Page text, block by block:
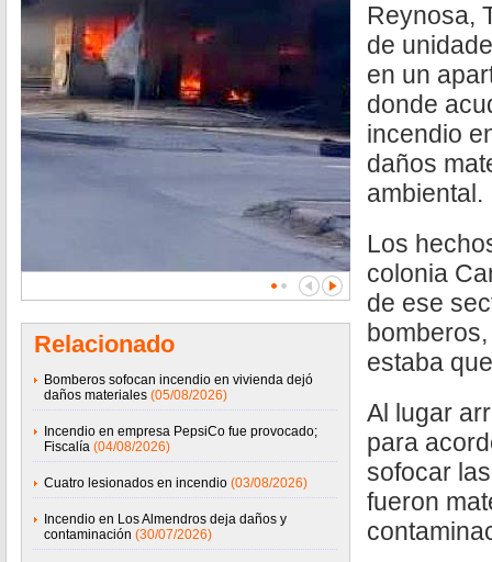
Relacionado
Bomberos sofocan incendio en vivienda dejó
daños materiales (05/08/2026)
Incendio en empresa PepsiCo fue provocado;
Fiscalía (04/08/2026)
Cuatro lesionados en incendio (03/08/2026)
Incendio en Los Almendros deja daños y
contaminación (30/07/2026)
Reynosa,
de
en un
donde
incendio
daños
ambiental.
Los
colonia
de ese
estaba
Al lugar
para
sofocar
fueron